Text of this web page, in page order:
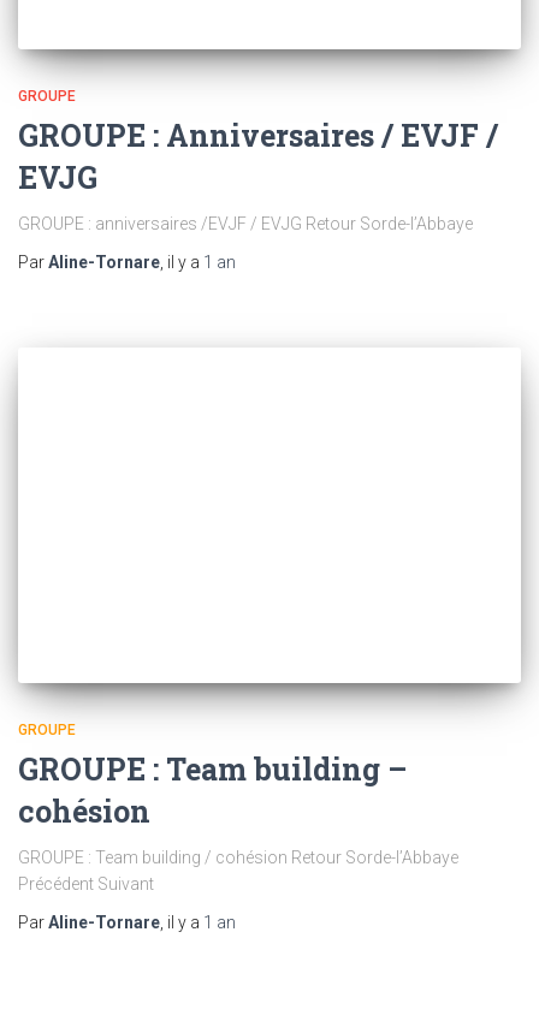
GROUPE
GROUPE : Anniversaires / EVJF /
EVJG
GROUPE : anniversaires /EVJF / EVJG Retour Sorde-l’Abbaye
ParAline-Tornare , il y a 1 an
GROUPE
GROUPE : Team building –
cohésion
GROUPE : Team building / cohésion Retour Sorde-l’Abbaye
Précédent Suivant
ParAline-Tornare , il y a 1 an